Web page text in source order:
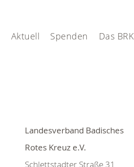
Aktuell Spenden Das BRK
Landesverband Badisches
Rotes Kreuz e.V.
Schlettstadter Straße 31